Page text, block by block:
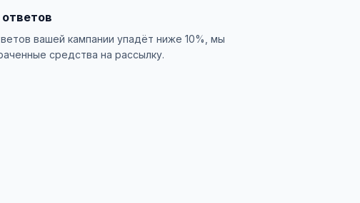
ответов
вашей кампании упадёт ниже 10%, мы
средства на рассылку.